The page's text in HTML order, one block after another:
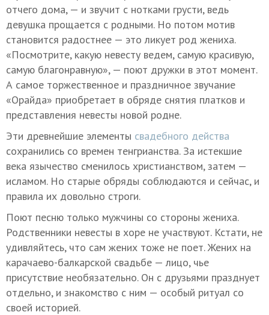
отчего дома, — и звучит с нотками грусти, ведь
девушка прощается с родными. Но потом мотив
становится радостнее — это ликует род жениха.
«Посмотрите, какую невесту ведем, самую красивую,
самую благонравную», — поют дружки в этот момент.
А самое торжественное и праздничное звучание
«Орайда» приобретает в обряде снятия платков и
представления невесты новой родне.
Эти древнейшие элементы свадебного действа
сохранились со времен тенгрианства. За истекшие
века язычество сменилось христианством, затем —
исламом. Но старые обряды соблюдаются и сейчас, и
правила их довольно строги.
Поют песню только мужчины со стороны жениха.
Родственники невесты в хоре не участвуют. Кстати, не
удивляйтесь, что сам жених тоже не поет. Жених на
карачаево-балкарской свадьбе — лицо, чье
присутствие необязательно. Он с друзьями празднует
отдельно, и знакомство с ним — особый ритуал со
своей историей.